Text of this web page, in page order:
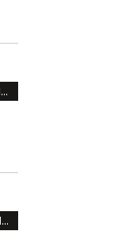
VENTASSO, SÌ ALLA CITTADINANZA ONORARIA A IVA ZANICCHI. MA BARGIACCHI: “È DI PESSIMO GUSTO”
IL CENTRO STORICO DI REGGIO SI STA TRASFORMANDO, E NON IN MEGLIO